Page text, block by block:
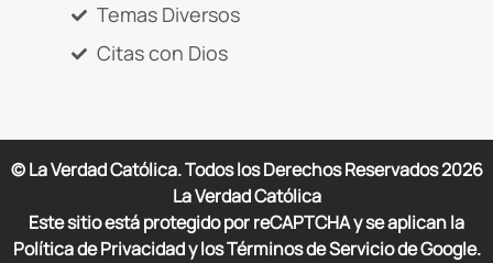
Temas Diversos
Citas con Dios
© La Verdad Católica. Todos los Derechos Reservados2026
La Verdad Católica
Este sitio está protegido por reCAPTCHA y se aplican la
Política de Privacidad y los Términos de Servicio de Google.